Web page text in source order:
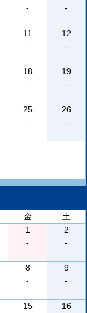
-
-
11
-
12
-
18
-
19
-
25
-
26
-
金
土
1
-
2
-
8
-
9
-
15
16